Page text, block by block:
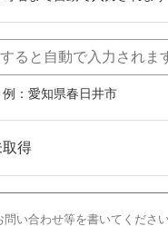
：愛知県春日井市
取得